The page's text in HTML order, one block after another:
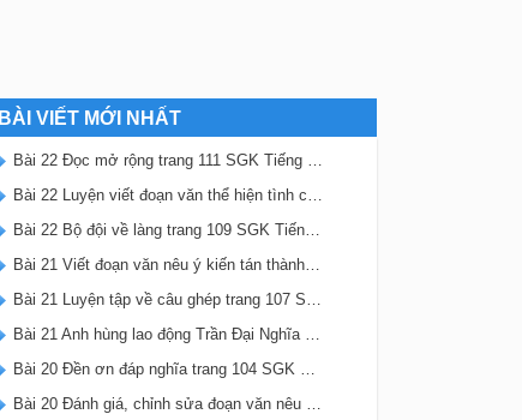
BÀI VIẾT MỚI NHẤT
Bài 22 Đọc mở rộng trang 111 SGK Tiếng Việt 5 Kết nối tri thức tập 2
Bài 22 Luyện viết đoạn văn thể hiện tình cảm, cảm xúc về một sự việc trang 111 SGK Tiếng Việt 5 Kết nối tri thức tập 2
Bài 22 Bộ đội về làng trang 109 SGK Tiếng Việt 5 Kết nối tri thức tập 2
Bài 21 Viết đoạn văn nêu ý kiến tán thành một sự việc, hiện tượng (Bài viết số 2) trang 108 SGK Tiếng Việt 5 Kết nối tri thức tập 2
Bài 21 Luyện tập về câu ghép trang 107 SGK Tiếng Việt 5 Kết nối tri thức tập 2
Bài 21 Anh hùng lao động Trần Đại Nghĩa trang 106 SGK Tiếng Việt 5 Kết nối tri thức tập 2
Bài 20 Đền ơn đáp nghĩa trang 104 SGK Tiếng Việt 5 Kết nối tri thức tập 2
Bài 20 Đánh giá, chỉnh sửa đoạn văn nêu ý kiến tán thành một sự vật, hiện tượng trang 103 SGK Tiếng Việt 5 Kết nối tri thức tập 2